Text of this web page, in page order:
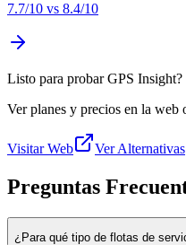
7.7/10 vs 8.4/10
Listo para probar GPS Insight?
Ver planes y precios en la web
Visitar Web Ver Alternativas
Preguntas
¿Para qué tipo de flotas de